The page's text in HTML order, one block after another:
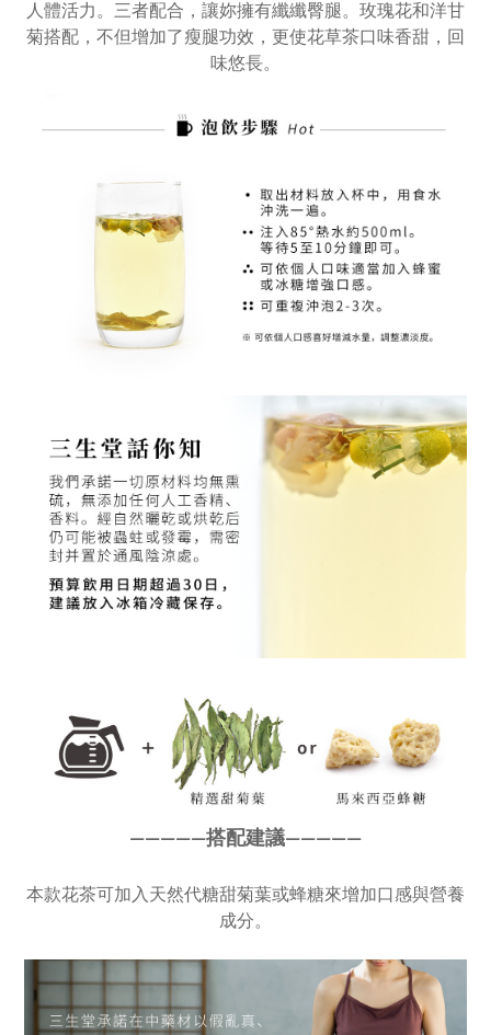
人體活力。三者配合，讓妳擁有纖纖臀腿。玫瑰花和洋甘
菊搭配，不但增加了瘦腿功效，更使花草茶口味香甜，回
味悠長。
—————搭配建議—————
本款花茶可加入天然代糖甜菊葉或蜂糖來增加口感與營養
成分。